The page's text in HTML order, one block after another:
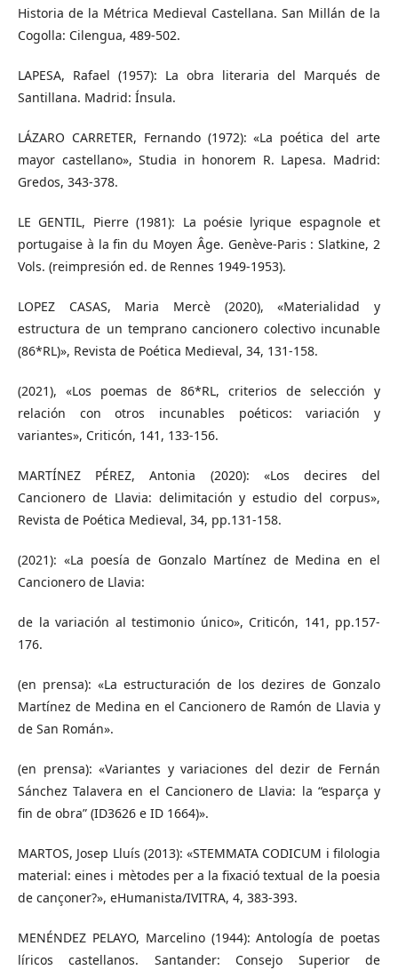
Historia de la Métrica Medieval Castellana. San Millán de la
Cogolla: Cilengua, 489-502.
LAPESA, Rafael (1957): La obra literaria del Marqués de
Santillana. Madrid: Ínsula.
LÁZARO CARRETER, Fernando (1972): «La poética del arte
mayor castellano», Studia in honorem R. Lapesa. Madrid:
Gredos, 343-378.
LE GENTIL, Pierre (1981): La poésie lyrique espagnole et
portugaise à la fin du Moyen Âge. Genève-Paris : Slatkine, 2
Vols. (reimpresión ed. de Rennes 1949-1953).
LOPEZ CASAS, Maria Mercè (2020), «Materialidad y
estructura de un temprano cancionero colectivo incunable
(86*RL)», Revista de Poética Medieval, 34, 131-158.
(2021), «Los poemas de 86*RL, criterios de selección y
relación con otros incunables poéticos: variación y
variantes», Criticón, 141, 133-156.
MARTÍNEZ PÉREZ, Antonia (2020): «Los decires del
Cancionero de Llavia: delimitación y estudio del corpus»,
Revista de Poética Medieval, 34, pp.131-158.
(2021): «La poesía de Gonzalo Martínez de Medina en el
Cancionero de Llavia:
de la variación al testimonio único», Criticón, 141, pp.157-
176.
(en prensa): «La estructuración de los dezires de Gonzalo
Martínez de Medina en el Cancionero de Ramón de Llavia y
de San Román».
(en prensa): «Variantes y variaciones del dezir de Fernán
Sánchez Talavera en el Cancionero de Llavia: la “esparça y
fin de obra” (ID3626 e ID 1664)».
MARTOS, Josep Lluís (2013): «STEMMATA CODICUM i filologia
material: eines i mètodes per a la fixació textual de la poesia
de cançoner?», eHumanista/IVITRA, 4, 383-393.
MENÉNDEZ PELAYO, Marcelino (1944): Antología de poetas
líricos castellanos. Santander: Consejo Superior de